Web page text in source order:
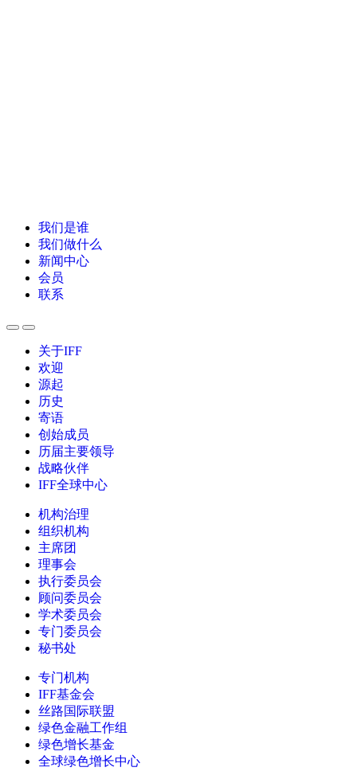
我们是谁
我们做什么
新闻中心
会员
联系
关于IFF
欢迎
源起
历史
寄语
创始成员
历届主要领导
战略伙伴
IFF全球中心
机构治理
组织机构
主席团
理事会
执行委员会
顾问委员会
学术委员会
专门委员会
秘书处
专门机构
IFF基金会
丝路国际联盟
绿色金融工作组
绿色增长基金
全球绿色增长中心